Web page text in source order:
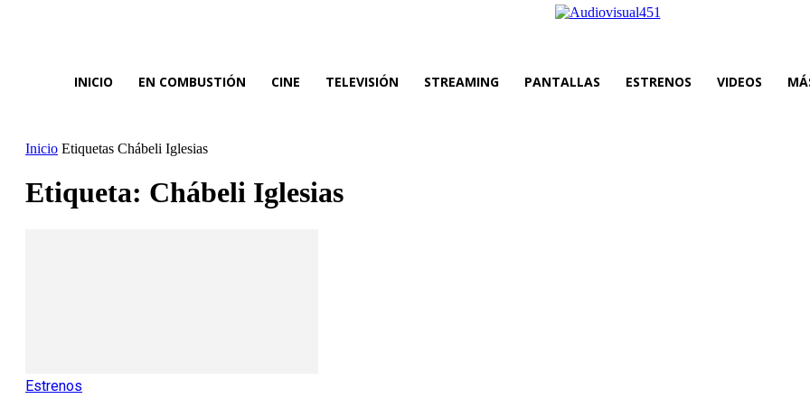
INICIO EN COMBUSTIÓN CINE TELEVISIÓN STREAMING PANTALLAS ESTRENOS VIDEOS
Inicio Etiquetas Chábeli Iglesias
Etiqueta: Chábeli Iglesias
Estrenos